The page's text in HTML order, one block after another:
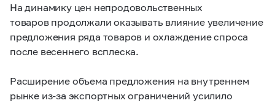
На динамику цен непродовольственных
товаров продолжали оказывать влияние увеличение
предложения ряда товаров и охлаждение спроса
после весеннего всплеска.
Расширение объема предложения на внутреннем
рынке из-за экспортных ограничений усилило